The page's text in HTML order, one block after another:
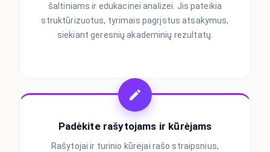
šaltiniams ir edukacinei analizei. Jis pateikia
struktūrizuotus, tyrimais pagrįstus atsakymus,
siekiant geresnių akademinių rezultatų.
Padėkite rašytojams ir kūrėjams
Rašytojai ir turinio kūrėjai rašo straipsnius,